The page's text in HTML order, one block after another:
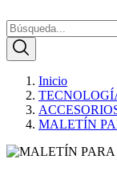
Inicio
MALETÍN